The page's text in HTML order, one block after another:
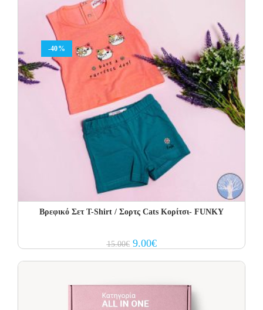
-40%
Βρεφικό Σετ Τ-Shirt / Σορτς Cats Κορίτσι- FUNKY
15.00€ Original
price
9.00€Current
price